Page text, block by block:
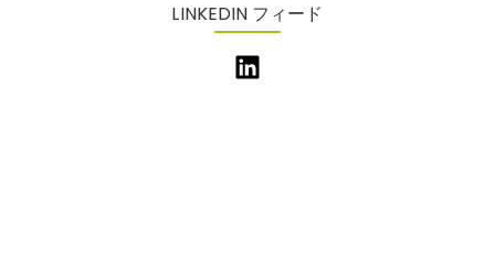
LINKEDIN フィード